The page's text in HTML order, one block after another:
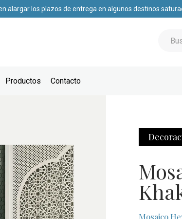
alargar los plazos de entrega en algunos destinos
Productos Contacto
Mosaico